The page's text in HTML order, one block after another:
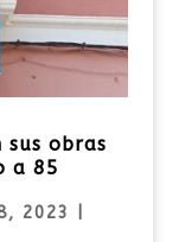
sus obras
a 85
2023